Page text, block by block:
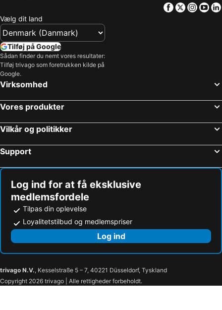
Facebook
Twitter
Vælg dit land
Tilføj på Google
Sådan finder du nemt vores resultater:
Tilføj trivago som foretrukken kilde på
Google.
Virksomhed
Vores produkter
Vilkår og politikker
Support
Log ind for at få eksklusive
medlemsfordele
Tilpas din oplevelse
Loyalitetstilbud og medlemspriser
Log ind
trivago N.V., Kesselstraße 5 – 7, 40221 Düsseldorf, Tyskland
Copyright 2026 trivago | Alle rettigheder forbeholdt.